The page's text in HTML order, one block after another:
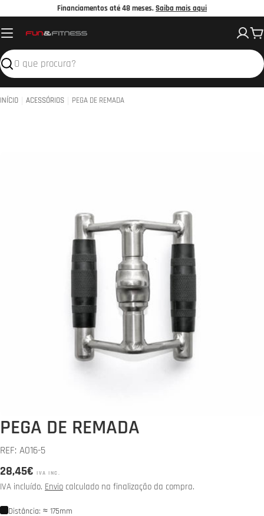
o
conteúdo
Financiamentos até 48 meses.Saiba mais aqui
Pesquisar
INÍCIO ACESSÓRIOS PEGA DE REMADA
PEGA DE REMADA
REF: A016-5
Preço
normal
28,45€ IVA INC.
IVA incluído. Envio calculado na finalização da compra.
Distância: ≈ 175mm